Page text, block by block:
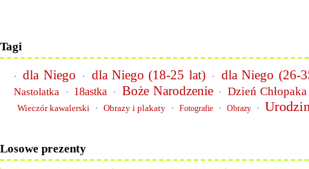
Tagi
· dla Niego · dla Niego (18-25 lat) · dla Niego (26-
Nastolatka · 18astka · Boże Narodzenie · Dzień Chłopaka
Wieczór kawalerski · Obrazy i plakaty · Fotografie · Obrazy ·
Losowe prezenty